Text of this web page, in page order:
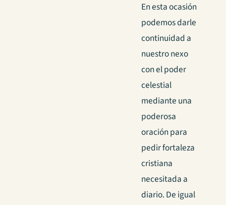
En esta ocasión
podemos darle
continuidad a
nuestro nexo
con el poder
celestial
mediante una
poderosa
oración para
pedir fortaleza
cristiana
necesitada a
diario. De igual